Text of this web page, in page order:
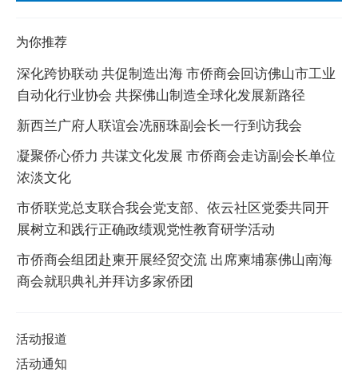
为你推荐
深化跨协联动 共促制造出海 市侨商会回访佛山市工业
自动化行业协会 共探佛山制造全球化发展新路径
新西兰广府人联谊会冼丽珠副会长一行到访我会
凝聚侨心侨力 共谋文化发展 市侨商会走访副会长单位
浓淡文化
市侨联党总支联合我会党支部、依云社区党委共同开
展树立和践行正确政绩观党性教育研学活动
市侨商会组团赴柬开展经贸交流 出席柬埔寨佛山南海
商会就职典礼并拜访多家侨团
活动报道
活动通知